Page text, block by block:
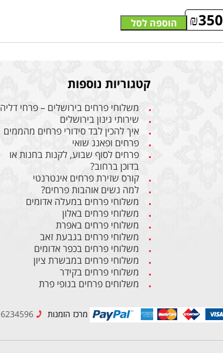
₪350 הוספה לסל
קטגוריות נוספות
משלוחי פרחים בירושלים – פרחי דליה
שירותי גינון בירושלים
איך להכין לבד סידורי פרחים מהממים
פרחים ופאנג שואי
פרחים לסוף שבוע, לקנות בחנות או
בדוכן ברחוב?
קורס שזירת פרחים אינטרנטי
למה נשים אוהבות פרחים?
משלוחי פרחים במעלה אדומים
משלוחי פרחים באלון
משלוחי פרחים באפרת
משלוחי פרחים בגבעת זאב
משלוחי פרחים בכפר אדומים
משלוחי פרחים במבשרת ציון
משלוחי פרחים בקידר
משלוחים פרחים בנופי פרת
מרכז הזמנות 02-6234596